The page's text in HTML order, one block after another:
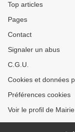
Top articles
Pages
Contact
Signaler un abus
C.G.U.
Cookies et données
Préférences cookies
Voir le profil de